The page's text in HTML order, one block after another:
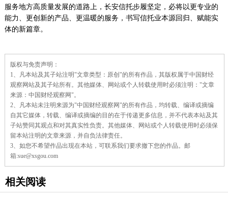
服务地方高质量发展的道路上，长安信托步履坚定，必将以更专业的
能力、更创新的产品、更温暖的服务，书写信托业本源回归、赋能实
体的新篇章。
辑：
版权与免责声明：
1、凡本站及其子站注明"文章类型：原创"的所有作品，其版权属于中国财经
观察网站及其子站所有。其他媒体、网站或个人转载使用时必须注明："文章
来源：中国财经观察网"。
2、凡本站未注明来源为"中国财经观察网"的所有作品，均转载、编译或摘编
自其它媒体，转载、编译或摘编的目的在于传递更多信息，并不代表本站及其
子站赞同其观点和对其真实性负责。其他媒体、网站或个人转载使用时必须保
留本站注明的文章来源，并自负法律责任。
3、如您不希望作品出现在本站，可联系我们要求撤下您的作品。邮
箱:sue@xsgou.com
相关阅读